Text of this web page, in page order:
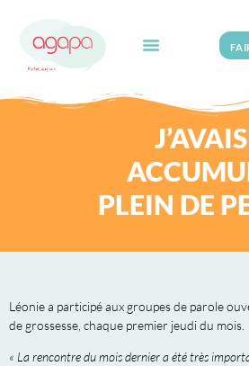
J’AVAIS
PLEIN DE
Léonie a participé aux groupes de parole
de grossesse, chaque premier jeudi du mois.
« La rencontre du mois dernier a été très